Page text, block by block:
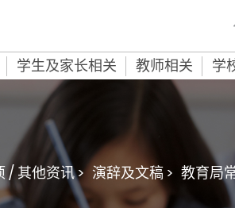
学生及家长相关 教师相关 学
/ 其他资讯 > 演辞及文稿 > 教育局